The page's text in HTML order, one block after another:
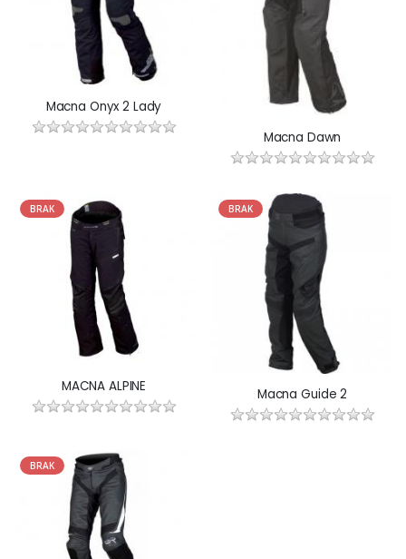
Macna Onyx 2 Lady
Macna Dawn
BRAK
MACNA ALPINE
BRAK
Macna Guide 2
BRAK